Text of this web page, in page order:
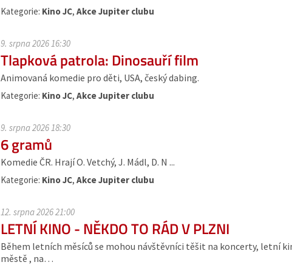
Kategorie: Kino JC,Akce Jupiter clubu
9. srpna 2026 16:30
Tlapková patrola: Dinosauří film
Animovaná komedie pro děti, USA, český dabing.
Kategorie: Kino JC,Akce Jupiter clubu
9. srpna 2026 18:30
6 gramů
Komedie ČR. Hrají O. Vetchý, J. Mádl, D. N ...
Kategorie: Kino JC,Akce Jupiter clubu
12. srpna 2026 21:00
LETNÍ KINO - NĚKDO TO RÁD V PLZNI
Během letních měsíců se mohou návštěvníci těšit na koncerty, letní
městě , na…